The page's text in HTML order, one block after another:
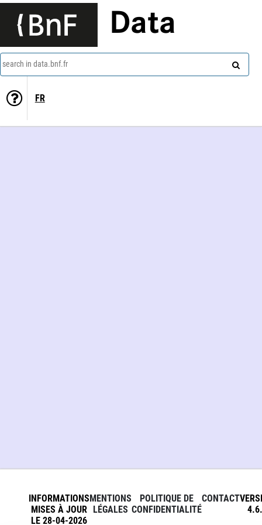
Data
search in data.bnf.fr
FR
INFORMATIONS
MISES À JOUR
LE 28-04-2026
MENTIONS
LÉGALES
POLITIQUE DE
CONFIDENTIALITÉ
CONTACT